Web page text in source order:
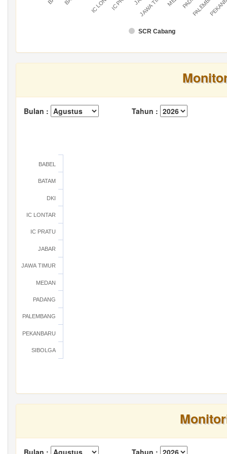
SCR Cabang
Bulan : Tahun :
BABEL
BATAM
DKI
IC LONTAR
IC PRATU
JABAR
JAWA TIMUR
MEDAN
PADANG
PALEMBANG
PEKANBARU
SIBOLGA